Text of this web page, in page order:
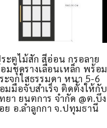
ะตูไม้สัก สีอ่อน กรอลาย
มชุดรางเลื่อนเหล็ก พร้อม
ะจกใสธรรมดา หนา 5-6
มมือจับสำเร็จ ติดตั้งให้กับ
า ยนตการ จำกัด @ต.บึง
ย อ.ลำลูกกา จ.ปทุมธานี